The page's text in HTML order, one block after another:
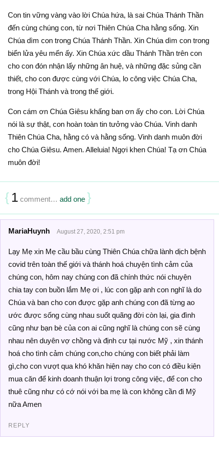
Con tin vững vàng vào lời Chúa hứa, là sai Chúa Thánh Thần
đến cùng chúng con, từ nơi Thiên Chúa Cha hằng sống. Xin
Chúa dìm con trong Chúa Thánh Thần. Xin Chúa dìm con trong
biển lửa yêu mến ấy. Xin Chúa xức dầu Thánh Thần trên con
cho con đón nhận lấy những ân huệ, và những đặc sủng cần
thiết, cho con được cùng với Chúa, lo công việc Chúa Cha,
trong Hội Thánh và trong thế giới.
Con cám ơn Chúa Giêsu khấng ban ơn ấy cho con. Lời Chúa
nói là sự thật, con hoàn toàn tin tưởng vào Chúa. Vinh danh
Thiên Chúa Cha, hằng có và hằng sống. Vinh danh muôn đời
cho Chúa Giêsu. Amen. Alleluia! Ngợi khen Chúa! Tạ ơn Chúa
muôn đời!
{ 1 comment… add one }
MariaHuynh August 27, 2020, 2:51 pm
Lạy Mẹ xin Mẹ cầu bầu cùng Thiên Chúa chữa lành dịch bệnh
covid trên toàn thế giới và thánh hoá chuyện tình cảm của
chúng con, hôm nay chúng con đã chính thức nói chuyện
chia tay con buồn lắm Mẹ ơi , lúc con gặp anh con nghĩ là do
Chúa và ban cho con được gặp anh chúng con đã từng ao
ước được sống cùng nhau suốt quãng đời còn lại, gia đình
cũng như bạn bè của con ai cũng nghĩ là chúng con sẽ cùng
nhau nên duyên vợ chồng và định cư tại nước Mỹ , xin thánh
hoá cho tình cảm chúng con,cho chúng con biết phải làm
gì,cho con vượt qua khó khăn hiện nay cho con có điều kiện
mua căn để kinh doanh thuận lợi trong công việc, để con cho
thuê cũng như có cớ nói với ba mẹ là con không cần đi Mỹ
nữa Amen
REPLY